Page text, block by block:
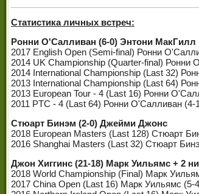
Статистика личных встреч:
Ронни О'Салливан (6-0) Энтони МакГилл
2017 English Open (Semi-final) Ронни
2014 UK Championship (Quarter-final)
2014 International Championship (Last 32)
2013 International Championship (Last 64)
2013 European Tour - 4 (Last 16) Ронни
2011 PTC - 4 (Last 64) Ронни О'Салливан
Стюарт Бинэм (2-0) Джейми Джонс
2018 European Masters (Last 128) Стюарт
2016 Shanghai Masters (Last 32) Стюарт
Джон Хиггинс (21-18) Марк Уильямс + 2
2018 World Championship (Final) Марк
2017 China Open (Last 16) Марк Уильямс (5-